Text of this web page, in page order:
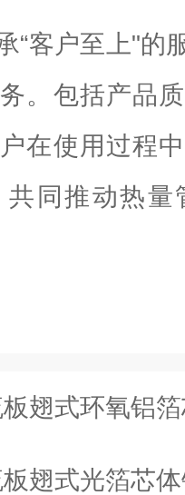
“客户至上"的
。包括产品
在使用过程
同推动热
板翅式环氧铝
板翅式光箔芯